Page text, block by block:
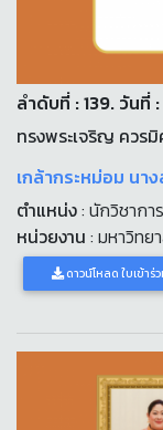
ลำดับที่ : 139. วันที่ :
ทรงพระเจริญ ควร
เกล้ากระหม่อม นา
ตำแหน่ง: นักวิชากา
หน่วยงาน : มหาวิทย
ดาวน์โหลด ใบเข้าร่